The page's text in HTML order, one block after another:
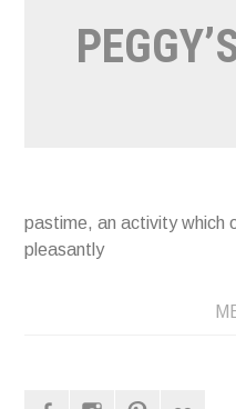
pastime, an activity which
pleasantly
FacebookInstagram